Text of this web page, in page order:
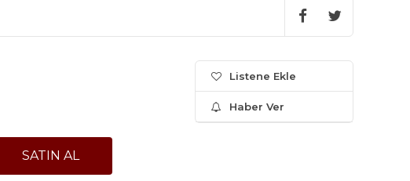
Listene Ekle
Haber Ver